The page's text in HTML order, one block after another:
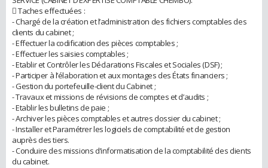
 Taches effectuées :
- Chargé de la création et l’administration des fichiers comptables des
clients du cabinet ;
- Effectuer la codification des pièces comptables ;
- Effectuer les saisies comptables ;
- Etablir et Contrôler les Déclarations Fiscales et Sociales (DSF) ;
- Participer à l’élaboration et aux montages des États financiers ;
- Gestion du portefeuille-client du Cabinet ;
- Travaux et missions de révisions de comptes et d’audits ;
- Etablir les bulletins de paie ;
- Archiver les pièces comptables et autres dossier du cabinet ;
- Installer et Paramétrer les logiciels de comptabilité et de gestion
auprès des tiers.
- Conduire des missions d’informatisation de la comptabilité des clients
du cabinet.